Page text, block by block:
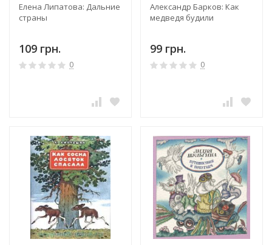
Елена Липатова: Дальние
страны
109 грн.
0
Александр Барков: Как
медведя будили
99 грн.
0